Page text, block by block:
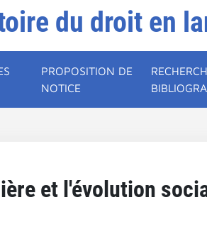
du droit en
PROPOSITION DE
NOTICE
et l'évolution